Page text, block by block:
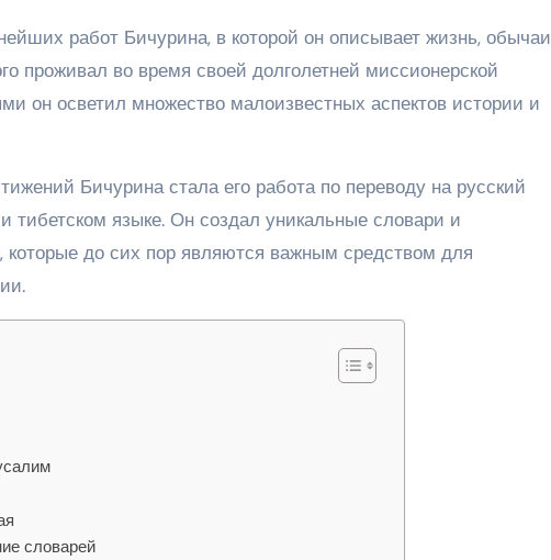
работ Бичурина, в которой он описывает жизнь, обычаи
проживал во время своей долголетней миссионерской
он осветил множество малоизвестных аспектов истории и
Бичурина стала его работа по переводу на русский
тибетском языке. Он создал уникальные словари и
которые до сих пор являются важным средством для
словарей